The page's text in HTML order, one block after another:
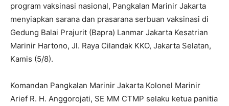
program vaksinasi nasional, Pangkalan Marinir Jakarta
menyiapkan sarana dan prasarana serbuan vaksinasi di
Gedung Balai Prajurit (Bapra) Lanmar Jakarta Kesatrian
Marinir Hartono, Jl. Raya Cilandak KKO, Jakarta Selatan,
Kamis (5/8).
Komandan Pangkalan Marinir Jakarta Kolonel Marinir
Arief R. H. Anggorojati, SE MM CTMP selaku ketua panitia